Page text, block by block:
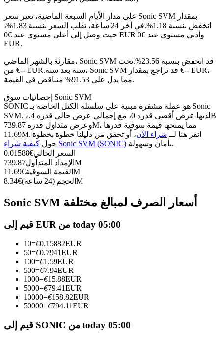
العقود الآجلة USDC
العقود الآجلة باستخدام USDC كضمان
نسخ التداول
انضم إلى أفضل المتداولين
كن متداول نسخ
على مدار الأيام السبعة الماضية، تغير سعر Sonic SVM بمقدار
انخفض بنسبة 1.18%.
في آخر 24 ساعة، تقلب السعر بنسبة 1.83%،
حيث وصل إلى أعلى مستوى عند €0 EUR وأدنى مستوى عند €0
EUR.
مقارنة بالشهر الماضي، Sonic SVM قد انخفض بنسبة 23.56%.تحت
من €-- EUR.سنة بعد سنة، Sonic SVM قد تراجع بمقدار €-- EUR،
مما يدل على 91.53% متناقص في القيمة.
إحصائيات سوق Sonic SVM
SONIC هو عملة مشفرة مبنية على سلسلة الكتل الخاصة بـ Sonic
SVM. لديها عرض أقصى قدره 0، مع إجمالي عرض حالي قدره 2.4B
وعرض متداول قدره 739.87M، مما يمنحها قيمة سوقية قدرها
11.69M. انقر هنا لــ شراء الآن، أو تحقق من دليلنا خطوة بخطوة
حول كيفية شراء Sonic SVM (SONIC)
بأمان وسهولة.
السعر الحالي€
0.01588
الإمداد المتداول 739.87M
القيمة السوقية€
11.69M
الحجم (24 ساعة)
€ 8.34M
Sonic SVM أسعار الصرف لمبالغ مختلفة
قيم إلى EUR من today 05:00
10=€0.15882EUR
50=€0.7941EUR
100=€1.59EUR
500=€7.94EUR
1000=€15.88EUR
5000=€79.41EUR
10000=€158.82EUR
50000=€794.11EUR
قيم إلى SONIC من today 05:00